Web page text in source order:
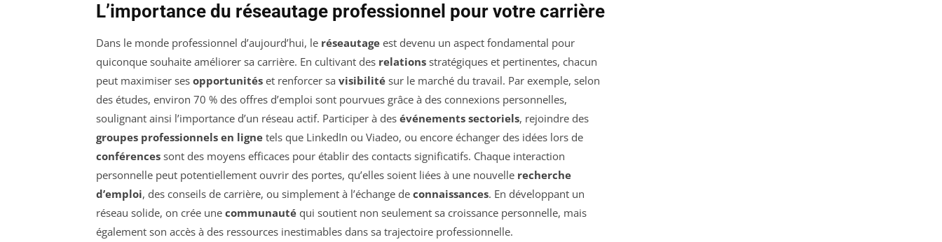
L’importance du réseautage professionnel pour votre carrière
Dans le monde professionnel d’aujourd’hui, le réseautage est devenu un aspect fondamental pour
quiconque souhaite améliorer sa carrière. En cultivant des relations stratégiques et pertinentes, chacun
peut maximiser ses opportunités et renforcer sa visibilité sur le marché du travail. Par exemple, selon
des études, environ 70 % des offres d’emploi sont pourvues grâce à des connexions personnelles,
soulignant ainsi l’importance d’un réseau actif. Participer à des événements sectoriels, rejoindre des
groupes professionnels en ligne tels que LinkedIn ou Viadeo, ou encore échanger des idées lors de
conférences sont des moyens efficaces pour établir des contacts significatifs. Chaque interaction
personnelle peut potentiellement ouvrir des portes, qu’elles soient liées à une nouvelle recherche
d’emploi, des conseils de carrière, ou simplement à l’échange de connaissances. En développant un
réseau solide, on crée une communauté qui soutient non seulement sa croissance personnelle, mais
également son accès à des ressources inestimables dans sa trajectoire professionnelle.